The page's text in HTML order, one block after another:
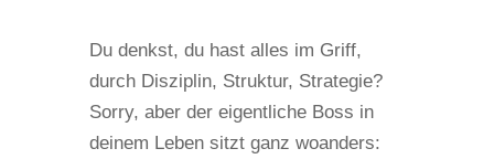
Du denkst, du hast alles im Griff,
durch Disziplin, Struktur, Strategie?
Sorry, aber der eigentliche Boss in
deinem Leben sitzt ganz woanders: